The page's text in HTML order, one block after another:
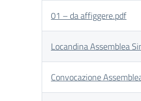
01 – da affiggere.pdf
Locandina Assemblea
Convocazione